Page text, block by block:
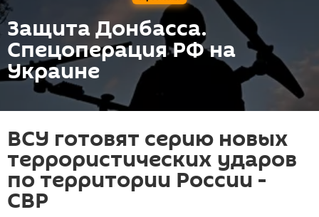
Защита Донбасса.
Спецоперация РФ на
Украине
ВСУ готовят серию новых
террористических ударов
по территории России -
СВР